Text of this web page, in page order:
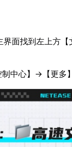
界面找到左上方
中心】→【更多